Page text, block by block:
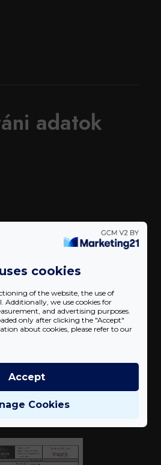
adatok
cookies
of the website, the use of
Additionally, we use cookies for
and advertising purposes.
only after clicking the "Accept"
about cookies, please refer to our
Cookies
Accept